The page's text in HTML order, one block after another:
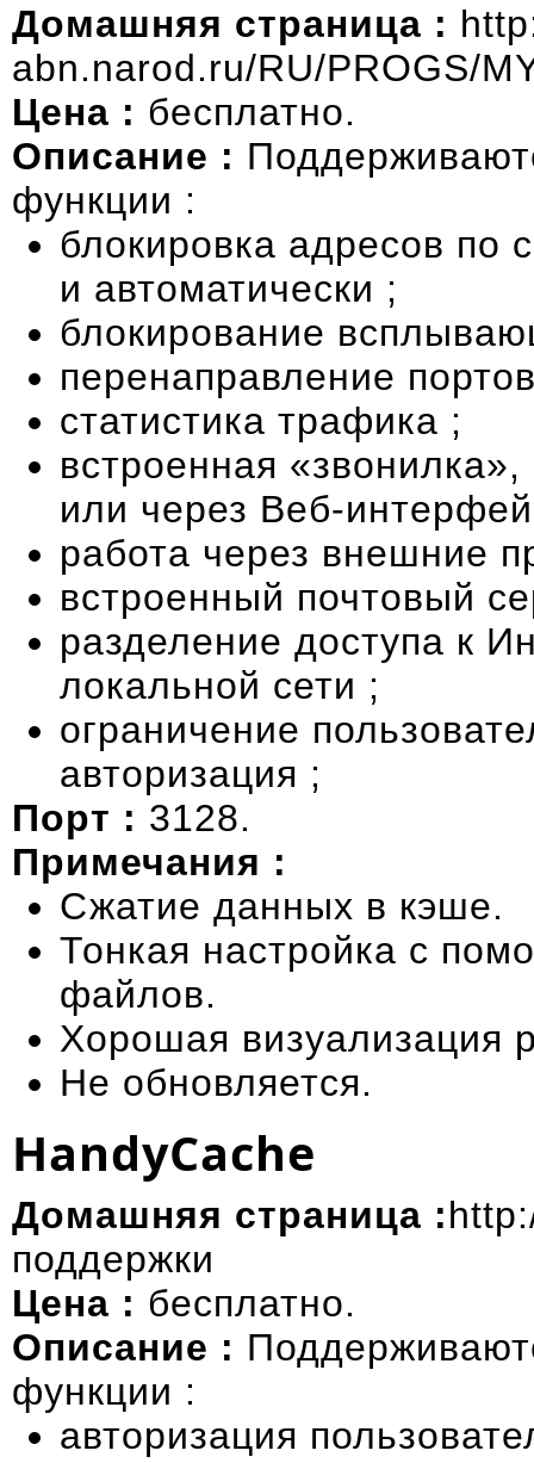
Домашняя страница :
abn.narod.ru/RU/PROGS/
Цена : бесплатно.
Описание :
функции :
блокировка адресов по
и автоматически ;
блокирование
перенаправление
статистика трафика ;
встроенная
или через Веб-
работа через внешние
встроенный почтовый
разделение доступа к
локальной сети ;
ограничение
авторизация ;
Порт : 3128.
Примечания :
Сжатие данных в кэше.
Тонкая настройка с
файлов.
Хорошая визуализация
Не обновляется.
HandyCache
Домашняя страница :
поддержки
Цена : бесплатно.
Описание :
функции :
авторизация